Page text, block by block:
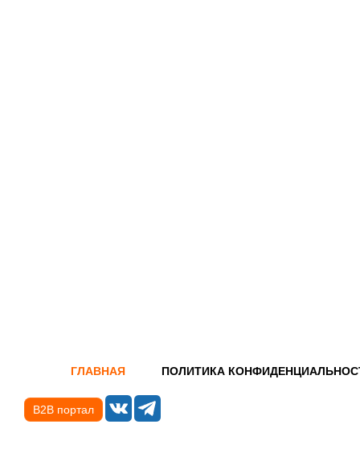
ГЛАВНАЯ ПОЛИТИКА
B2B портал